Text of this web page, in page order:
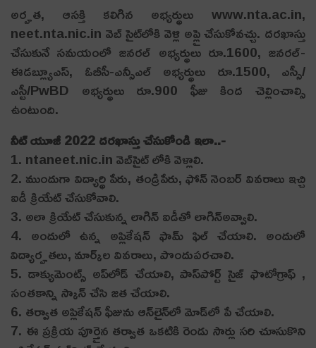
అర్హత, ఆసక్తి కలిగిన అభ్యర్థులు www.nta.ac.in,
neet.nta.nic.in వెబ్ సైట్‌లోకి వెళ్లి అప్లై చేసుకోవచ్చు. దరఖాస్తు
చేసుకునే సమయంలో జనరల్ అభ్యర్థులు రూ.1600, జనరల్-
ఈడబ్ల్యూఎస్‌, ఓబీసీ-ఎన్సీఎల్ అభ్యర్థులు రూ.1500, ఎస్సీ/
ఎస్టీ/PwBD అభ్యర్థులు రూ.900 ఫీజు కింద చెల్లించాల్సి
ఉంటుంది.
నీట్‌ యూజీ 2022 ద‌ర‌ఖాస్తు చేసుకోండి ఇలా..-
1. ntaneet.nic.in వెబ్‌సైట్‌ లోకి వెళ్లాలి.
2. ముందుగా విద్యార్థి పేరు, తండ్రిపేరు, ఫోన్‌ నెంబర్‌ వివరాలు ఇచ్చి
ఐడీ క్రియేట్ చేసుకోవాలి.
3. అలా క్రియేట్ చేసుకున్న లాగిన్ ఐడీతో లాగిన్అవ్వాలి.
4. అందులో ఉన్న అప్లికేషన్ ఫామ్ ఫిల్ చేయాలి. అందులో
విద్యార్హతలు, మార్క్‌ల వివరాలు, పొందుపరచాలి.
5. డాక్యుమెంట్స్‌ అప్‌లోడ్ చేయాలి, పాస్‌పోర్ట్ సైజ్ ఫొటోగ్రాఫ్‌ ,
సంతకాన్ని స్కాన్ చేసి జత చేయాలి.
6. తర్వాత అప్లికేషన్ ఫీజును ఆన్‌లైన్‌లో మోడ్‌లో పే చేయాలి.
7. ఈ ప్రక్రియ పూర్తైన తర్వాత ఒకటికి రెండు సార్లు సరి చూసుకొని